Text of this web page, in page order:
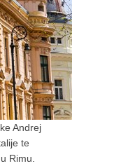
Andrej
te
Rimu.